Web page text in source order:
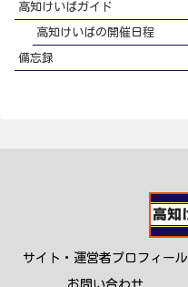
高知けいばガイド
高知けいばの開催日程
備忘録
サイト・運営者プロフィール